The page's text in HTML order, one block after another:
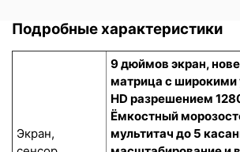
Подробные характеристики
Экран,
9 дюймов экран,
матрица с широкими
HD разрешением
Ёмкостный
мультитач до 5